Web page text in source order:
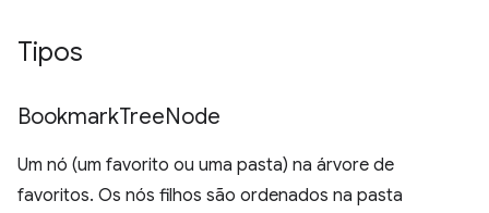
Tipos
BookmarkTreeNode
Um nó (um favorito ou uma pasta) na árvore de
favoritos. Os nós filhos são ordenados na pasta